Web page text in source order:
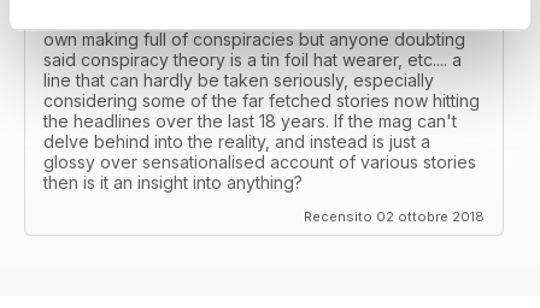
own making full of conspiracies but anyone doubting
said conspiracy theory is a tin foil hat wearer, etc.... a
line that can hardly be taken seriously, especially
considering some of the far fetched stories now hitting
the headlines over the last 18 years. If the mag can't
delve behind into the reality, and instead is just a
glossy over sensationalised account of various stories
then is it an insight into anything?
Recensito 02 ottobre 2018